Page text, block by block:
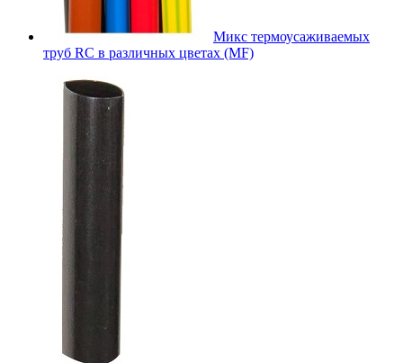
Микс термоусаживаемых
труб RC в различных цветах (MF)